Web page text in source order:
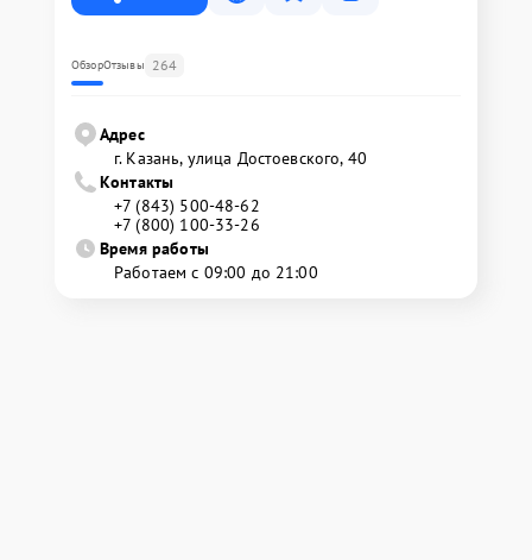
ОбзорОтзывы 264
Адрес
г. Казань, улица Достоевского, 40
Контакты
+7 (843) 500-48-62
+7 (800) 100-33-26
Время работы
Работаем с 09:00 до 21:00